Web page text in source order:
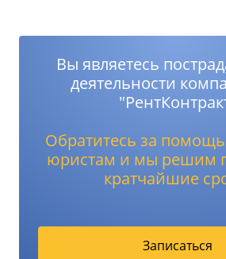
Вы являетесь
деятельности
Обратитесь за
юристам и мы решим
кратчайшие
Записаться